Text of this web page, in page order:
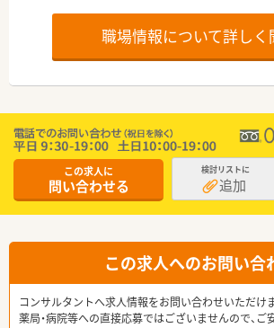
職場情報について詳しく
この求人に
問い合わせる
検討リストに
追加
この求人へのお問い合
コンサルタントへ求人情報をお問い合わせいただけ
薬局・病院等への直接応募ではございませんので、ご